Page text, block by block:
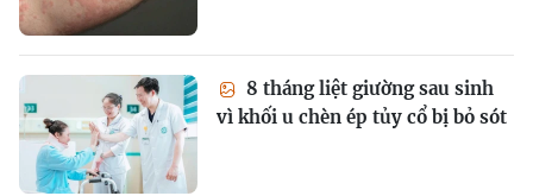
8 tháng liệt giường sau sinh
vì khối u chèn ép tủy cổ bị bỏ sót